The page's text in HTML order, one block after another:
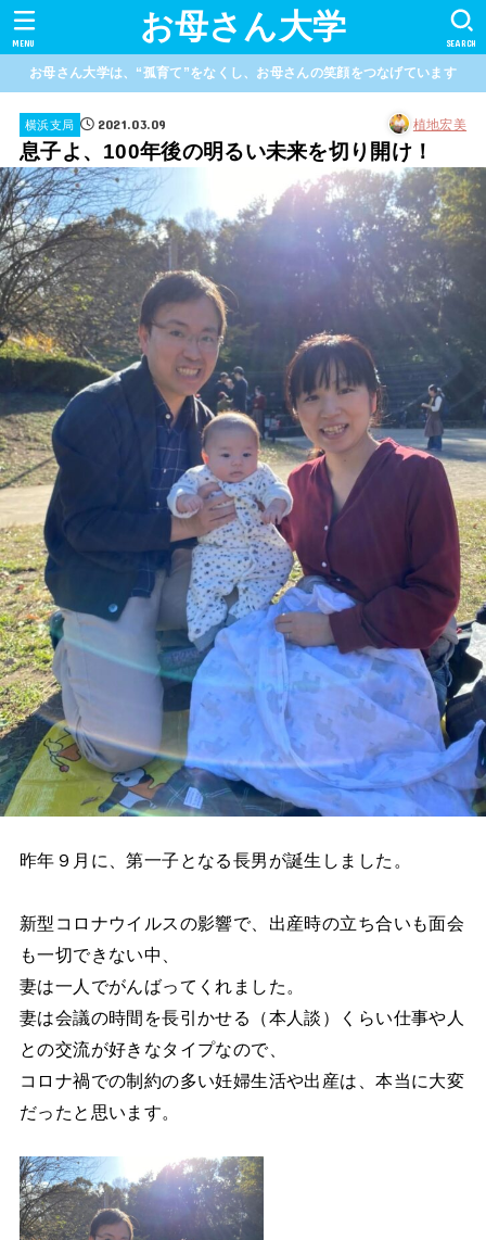
お母さん大学 SEARCH
MENU
お母さん大学は、“孤育て”をなくし、お母さんの笑顔をつなげています
横浜支局 2021.03.09 植地宏美
息子よ、100年後の明るい未来を切り開け！
昨年９月に、第一子となる長男が誕生しました。
新型コロナウイルスの影響で、出産時の立ち合いも面会
も一切できない中、
妻は一人でがんばってくれました。
妻は会議の時間を長引かせる（本人談）くらい仕事や人
との交流が好きなタイプなので、
コロナ禍での制約の多い妊婦生活や出産は、本当に大変
だったと思います。